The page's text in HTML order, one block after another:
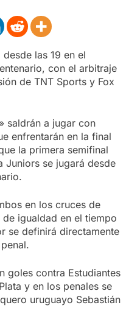
las 19 en el
con el arbitraje
de TNT Sports y Fox
saldrán a jugar con
enfrentarán en la final
la primera semifinal
Juniors se jugará desde
en los cruces de
igualdad en el tiempo
se definirá directamente
goles contra Estudiantes
y en los penales se
uruguayo Sebastián